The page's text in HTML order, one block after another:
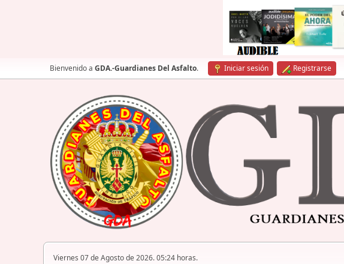
Bienvenido a GDA.-Guardianes Del Asfalto. Iniciar sesión Registrarse
Viernes 07 de Agosto de 2026. 05:24 horas.